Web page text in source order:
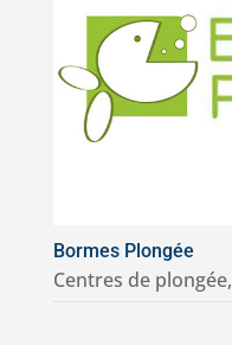
Bormes Plongée
Centres de plongée,